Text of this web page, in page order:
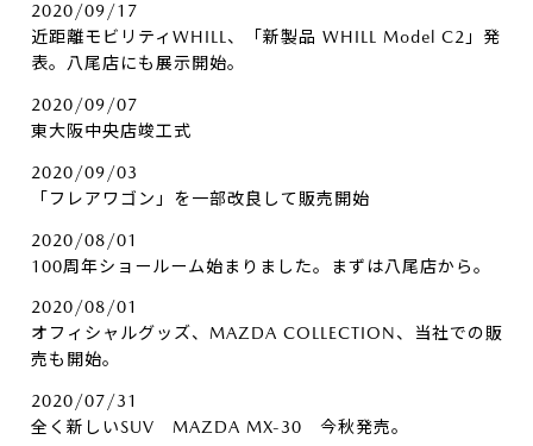
2020/09/17
近距離モビリティWHILL、「新製品 WHILL Model C2」発
表。八尾店にも展示開始。
2020/09/07
東大阪中央店竣工式
2020/09/03
「フレアワゴン」を一部改良して販売開始
2020/08/01
100周年ショールーム始まりました。まずは八尾店から。
2020/08/01
オフィシャルグッズ、MAZDA COLLECTION、当社での販
売も開始。
2020/07/31
全く新しいSUV MAZDA MX-30 今秋発売。